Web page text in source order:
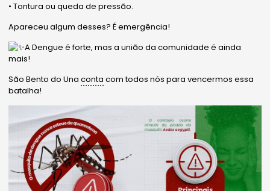
• Tontura ou queda de pressão.
Apareceu algum desses? É emergência!
A Dengue é forte, mas a união da comunidade é ainda
mais!
São Bento do Unaconta com todos nós para vencermos essa
batalha!